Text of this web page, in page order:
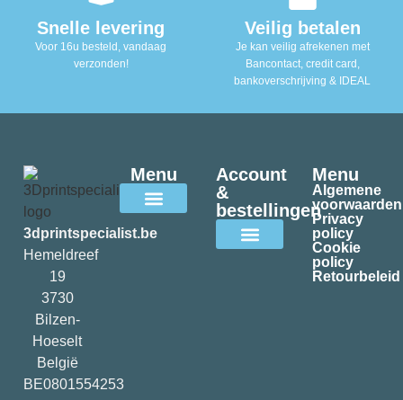
Snelle levering
Voor 16u besteld, vandaag
verzonden!
Veilig betalen
Je kan veilig afrekenen met
Bancontact, credit card,
bankoverschrijving & IDEAL
3dprintspecialist.be
Hemeldreef
19
3730
Bilzen-
Hoeselt
België
BE0801554253
Menu
Account
&
bestellingen
Menu
Algemene
voorwaarden
Privacy
policy
Cookie
policy
Retourbeleid